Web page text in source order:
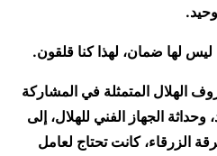
ليس لها ضمان، لهذا كنا قلقون.
الهلال المتمثلة في المشاركة
الجهاز الفني للهلال، إلى
الزرقاء، كانت تحتاج لعامل